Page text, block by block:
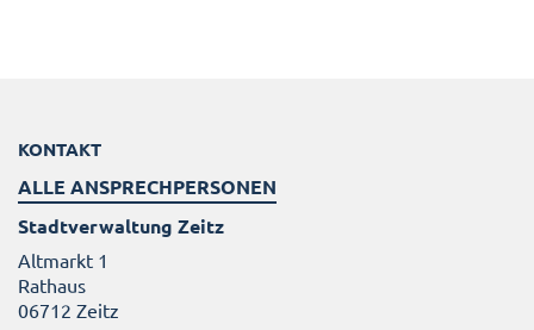
KONTAKT
ALLE ANSPRECHPERSONEN
Stadtverwaltung Zeitz
Altmarkt 1
Rathaus
06712 Zeitz